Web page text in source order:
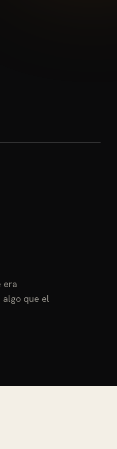
era
algo que el